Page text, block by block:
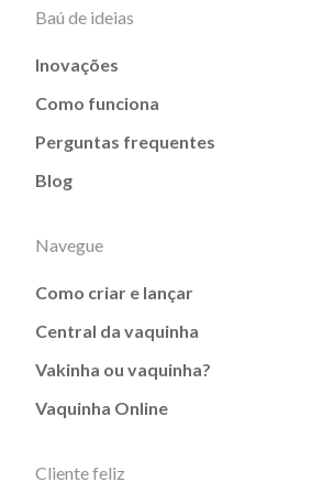
Baú de ideias
Inovações
Como funciona
Perguntas frequentes
Blog
Navegue
Como criar e lançar
Central da vaquinha
Vakinha ou vaquinha?
Vaquinha Online
Cliente feliz